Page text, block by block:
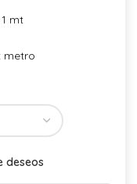
mt
metro
deseos